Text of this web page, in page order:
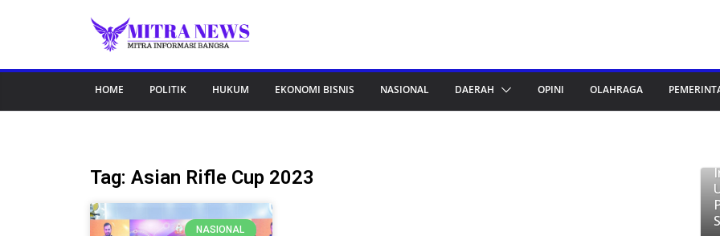
HOME POLITIK HUKUM EKONOMI BISNIS NASIONAL DAERAH OPINI OLAHRAGA
Tag: Asian Rifle Cup 2023
NASIONAL